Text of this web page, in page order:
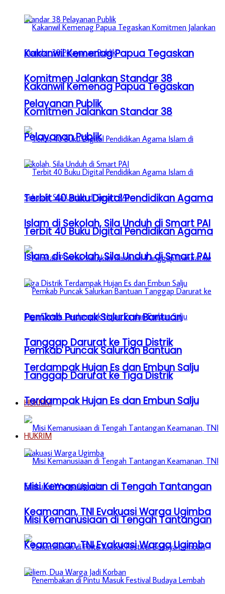
Kakanwil Kemenag Papua Tegaskan
Komitmen Jalankan Standar 38
Pelayanan Publik
Terbit 40 Buku Digital Pendidikan Agama
Islam di Sekolah, Sila Unduh di Smart PAI
Pemkab Puncak Salurkan Bantuan
Tanggap Darurat ke Tiga Distrik
Terdampak Hujan Es dan Embun Salju
HUKRIM
Misi Kemanusiaan di Tengah Tantangan
Keamanan, TNI Evakuasi Warga Ugimba
Kakanwil Kemenag Papua Tegaskan
Komitmen Jalankan Standar 38
Pelayanan Publik
Terbit 40 Buku Digital Pendidikan Agama
Islam di Sekolah, Sila Unduh di Smart PAI
Pemkab Puncak Salurkan Bantuan
Tanggap Darurat ke Tiga Distrik
Terdampak Hujan Es dan Embun Salju
HUKRIM
Misi Kemanusiaan di Tengah Tantangan
Keamanan, TNI Evakuasi Warga Ugimba